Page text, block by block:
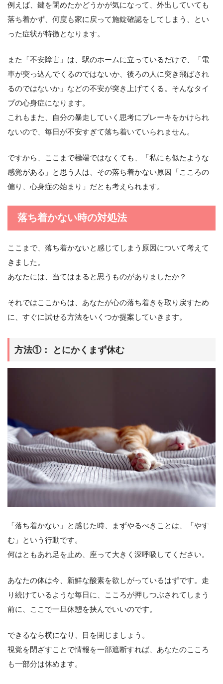
例えば、鍵を閉めたかどうかが気になって、外出していても
落ち着かず、何度も家に戻って施錠確認をしてしまう、とい
った症状が特徴となります。
また「不安障害」は、駅のホームに立っているだけで、「電
車が突っ込んでくるのではないか、後ろの人に突き飛ばされ
るのではないか」などの不安が突き上げてくる。そんなタイ
プの心身症になります。
これもまた、自分の暴走していく思考にブレーキをかけられ
ないので、毎日が不安すぎて落ち着いていられません。
ですから、ここまで極端ではなくても、「私にも似たような
感覚がある」と思う人は、その落ち着かない原因「こころの
偏り、心身症の始まり」だとも考えられます。
落ち着かない時の対処法
ここまで、落ち着かないと感じてしまう原因について考えて
きました。
あなたには、当てはまると思うものがありましたか？
それではここからは、あなたが心の落ち着きを取り戻すため
に、すぐに試せる方法をいくつか提案していきます。
方法①： とにかくまず休む
「落ち着かない」と感じた時、まずやるべきことは、「やす
む」という行動です。
何はともあれ足を止め、座って大きく深呼吸してください。
あなたの体は今、新鮮な酸素を欲しがっているはずです。走
り続けているような毎日に、こころが押しつぶされてしまう
前に、ここで一旦休憩を挟んでいいのです。
できるなら横になり、目を閉じましょう。
視覚を閉ざすことで情報を一部遮断すれば、あなたのこころ
も一部分は休めます。